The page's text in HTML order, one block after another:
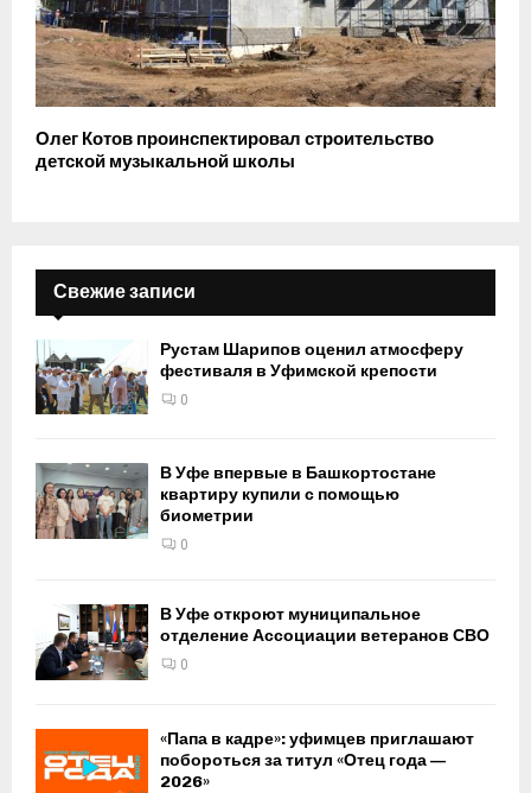
Олег Котов проинспектировал строительство
детской музыкальной школы
Свежие записи
Рустам Шарипов оценил атмосферу
фестиваля в Уфимской крепости
0
В Уфе впервые в Башкортостане
квартиру купили с помощью
биометрии
0
В Уфе откроют муниципальное
отделение Ассоциации ветеранов СВО
0
«Папа в кадре»: уфимцев приглашают
побороться за титул «Отец года —
2026»